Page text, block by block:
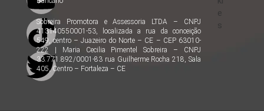
Sobreira Promotora e Assessoria LTDA – CNPJ
413140550001-53, localizada a rua da conceição
549, centro – Juazeiro do Norte – CE – CEP 63010-
222 | Maria Cecilia Pimentel Sobreira – CNPJ
33.771.892/0001-83 rua Guilherme Rocha 218, Sala
405, Centro – Fortaleza – CE
e
s